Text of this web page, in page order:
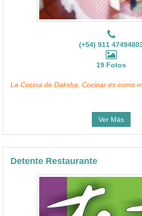
(+54) 911
19 Fotos
La Cocina de Daksha, Cocinar es como
Ver Más
Detente Restaurante